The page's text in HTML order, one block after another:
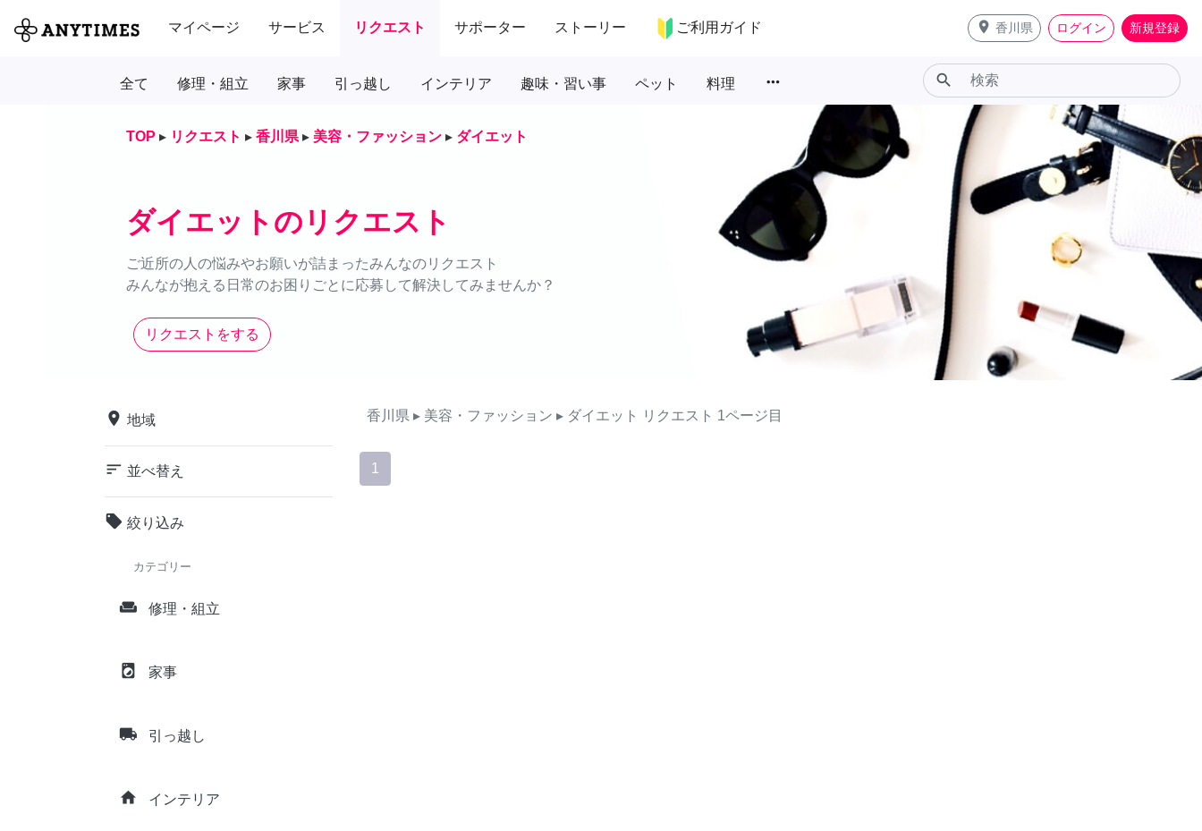
マイページ サービス リクエスト サポーター ストーリー ご利用ガイド place 香川県 ログイン 新規登録
全て 修理・組立 家事 引っ越し インテリア 趣味・習い事 ペット 料理 more_horiz search
TOP ▸ リクエスト ▸ 香川県 ▸ 美容・ファッション ▸ ダイエット
ダイエットのリクエスト
ご近所の人の悩みやお願いが詰まったみんなのリクエスト
みんなが抱える日常のお困りごとに応募して解決してみませんか？
リクエストをする
place 地域
sort 並べ替え
local_offer 絞り込み
カテゴリー
weekend 修理・組立
local_laundry_service 家事
local_shipping 引っ越し
home インテリア
香川県 ▸ 美容・ファッション ▸ ダイエット リクエスト 1ページ目
1